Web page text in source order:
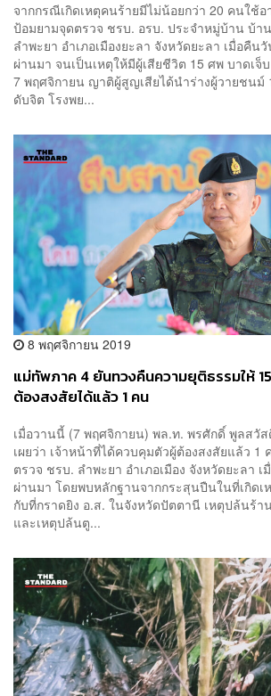
จากกรณีเกิดเหตุคนร้ายมีไม่น้อยกว่า 20 คนใช้
ป้อมยามจุดตรวจ ชรบ. อรบ. ประจำหมู่บ้าน บ้า
ลำพะยา อำเภอเมืองยะลา จังหวัดยะลา เมื่อคืน
ผ่านมา จนเป็นเหตุให้มีผู้เสียชีวิต 15 ศพ บาดเ
7 พฤศจิกายน ญาติผู้สูญเสียได้นำร่างผู้วายชนม์
ดับจิต โรงพย...
8 พฤศจิกายน 2019
แม่ทัพภาค 4 ยันทวงคืนความยุติธรรมให้
ต้องสงสัยได้แล้ว 1 คน
เมื่อวานนี้ (7 พฤศจิกายน) พล.ท. พรศักดิ์ พูลสวั
เผยว่า เจ้าหน้าที่ได้ควบคุมตัวผู้ต้องสงสัยแล้ว 1
ตรวจ ชรบ. ลำพะยา อำเภอเมือง จังหวัดยะลา
ผ่านมา โดยพบหลักฐานจากกระสุนปืนในที่เกิดเ
กับที่กราดยิง อ.ส. ในจังหวัดปัตตานี เหตุปล้นร้า
และเหตุปล้นตู...